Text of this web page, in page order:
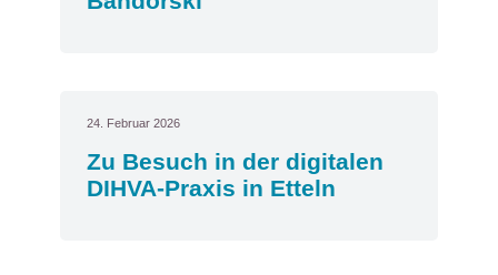
24. Februar 2026
Zu Besuch in der digitalen
DIHVA-Praxis in Etteln